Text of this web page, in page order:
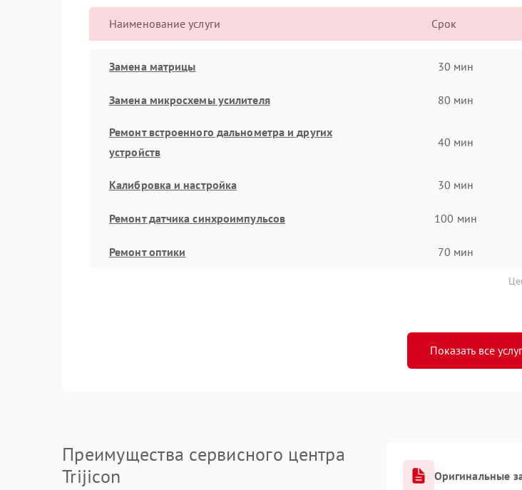
Наименование услуги Срок
Замена матрицы 30 мин
Замена микросхемы усилителя 80 мин
Ремонт встроенного дальнометра и других
устройств
40 мин
Калибровка и настройка 30 мин
Ремонт датчика синхроимпульсов 100 мин
Ремонт оптики 70 мин
Показать все
Преимущества сервисного центра
Trijicon
Оригинальные